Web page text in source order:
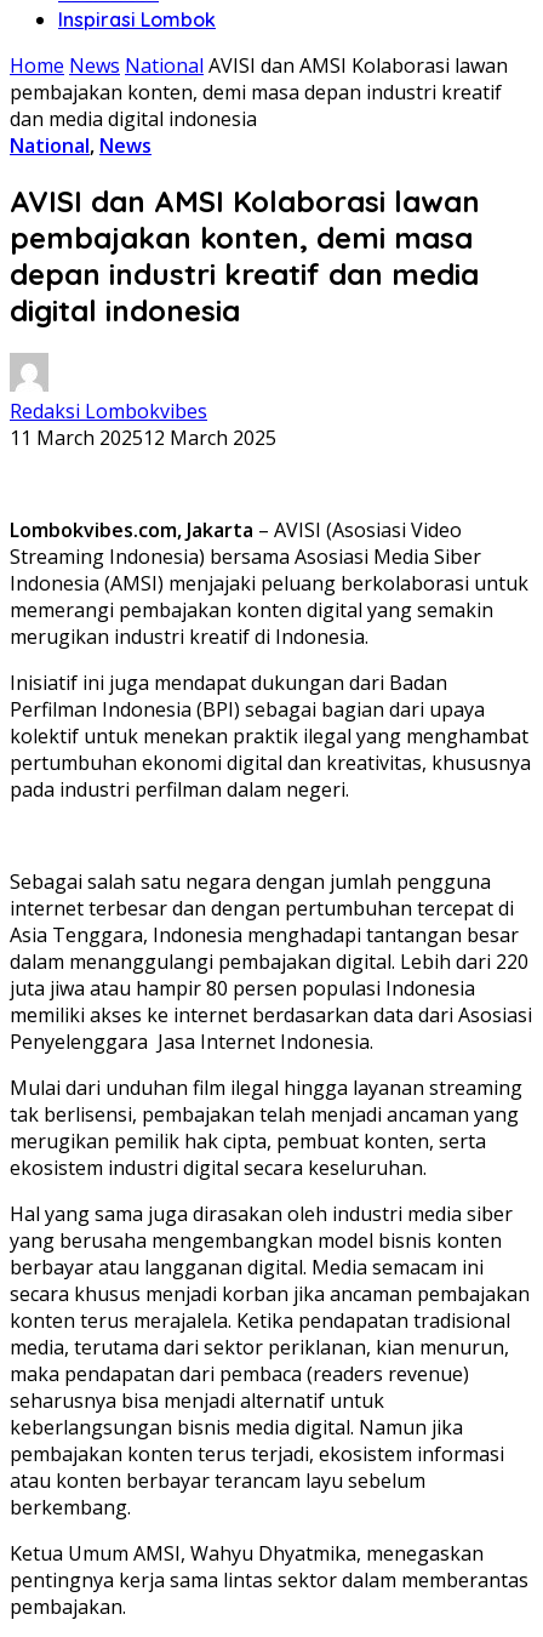
Inspirasi Lombok
Home News National AVISI dan AMSI Kolaborasi lawan
pembajakan konten, demi masa depan industri kreatif
dan media digital indonesia
National, News
AVISI dan AMSI Kolaborasi lawan
pembajakan konten, demi masa
depan industri kreatif dan media
digital indonesia
Redaksi Lombokvibes
11 March 202512 March 2025
Lombokvibes.com, Jakarta – AVISI (Asosiasi Video
Streaming Indonesia) bersama Asosiasi Media Siber
Indonesia (AMSI) menjajaki peluang berkolaborasi untuk
memerangi pembajakan konten digital yang semakin
merugikan industri kreatif di Indonesia.
Inisiatif ini juga mendapat dukungan dari Badan
Perfilman Indonesia (BPI) sebagai bagian dari upaya
kolektif untuk menekan praktik ilegal yang menghambat
pertumbuhan ekonomi digital dan kreativitas, khususnya
pada industri perfilman dalam negeri.
Sebagai salah satu negara dengan jumlah pengguna
internet terbesar dan dengan pertumbuhan tercepat di
Asia Tenggara, Indonesia menghadapi tantangan besar
dalam menanggulangi pembajakan digital. Lebih dari 220
juta jiwa atau hampir 80 persen populasi Indonesia
memiliki akses ke internet berdasarkan data dari Asosiasi
Penyelenggara Jasa Internet Indonesia.
Mulai dari unduhan film ilegal hingga layanan streaming
tak berlisensi, pembajakan telah menjadi ancaman yang
merugikan pemilik hak cipta, pembuat konten, serta
ekosistem industri digital secara keseluruhan.
Hal yang sama juga dirasakan oleh industri media siber
yang berusaha mengembangkan model bisnis konten
berbayar atau langganan digital. Media semacam ini
secara khusus menjadi korban jika ancaman pembajakan
konten terus merajalela. Ketika pendapatan tradisional
media, terutama dari sektor periklanan, kian menurun,
maka pendapatan dari pembaca (readers revenue)
seharusnya bisa menjadi alternatif untuk
keberlangsungan bisnis media digital. Namun jika
pembajakan konten terus terjadi, ekosistem informasi
atau konten berbayar terancam layu sebelum
berkembang.
Ketua Umum AMSI, Wahyu Dhyatmika, menegaskan
pentingnya kerja sama lintas sektor dalam memberantas
pembajakan.